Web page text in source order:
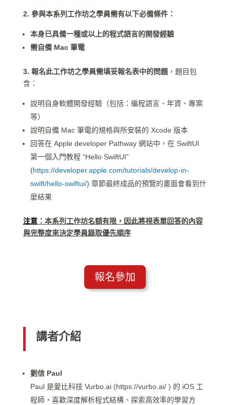
2. 參與本系列工作坊之學員需有以下必備條件：
本身已具備一種或以上的程式語言的開發經驗
需自備 Mac 筆電
3. 報名此工作坊之學員需填妥報名表中的問題，題目包
含：
說明自身軟體開發經驗（包括：編程語言、年資、專案
等）
說明自備 Mac 筆電的規格與所安裝的 Xcode 版本
回答在 Apple developer Pathway 網站中，在 SwiftUI
第一個入門教程 “Hello SwiftUI”
(https://developer.apple.com/tutorials/develop-in-
swift/hello-swiftui/) 章節最終成品的預覽的畫面會看到什
麼結果
注意：本系列工作坊名額有限，因此將視表單回答的內容
與完整度來決定學員錄取優先順序
報名參加
講者介紹
劉信 Paul
Paul 是愛比科技 Vurbo.ai (https://vurbo.ai/ ) 的 iOS 工
程師，喜歡深度解析程式結構、探索高效率的學習方